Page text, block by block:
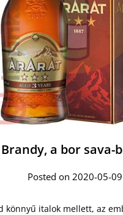
Brandy, a bor sava-
Posted on 2020-05-09
könnyű italok mellett, az